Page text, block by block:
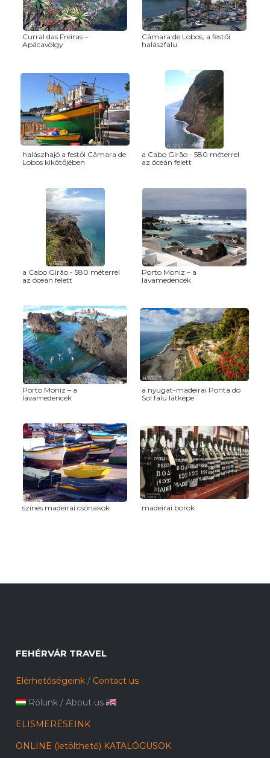
Curral das Freiras –
Apácavölgy
Câmara de Lobos, a festői
halászfalu
halászhajó a festői Câmara de
Lobos kikötőjében
a Cabo Girão - 580 méterrel
az óceán felett
a Cabo Girão - 580 méterrel
az óceán felett
Porto Moniz – a
lávamedencék
Porto Moniz – a
lávamedencék
a nyugat-madeirai Ponta do
Sol falu látképe
színes madeirai csónakok madeirai borok
FEHÉRVÁR TRAVEL
Elérhetőségeink / Contact us
Rólunk /About us
ELISMERÉSEINK
ONLINE (letölthető) KATALÓGUSOK